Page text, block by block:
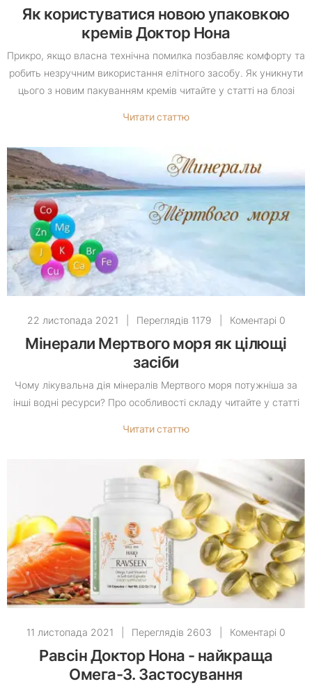
Як користуватися новою упаковкою
кремів Доктор Нона
Прикро, якщо власна технічна помилка позбавляє комфорту та
робить незручним використання елітного засобу. Як уникнути
цього з новим пакуванням кремів читайте у статті на блозі
Читати статтю
22 листопада 2021 Переглядів 1179 Коментарі 0
Мінерали Мертвого моря як цілющі
засіби
Чому лікувальна дія мінералів Мертвого моря потужніша за
інші водні ресурси? Про особливості складу читайте у статті
Читати статтю
11 листопада 2021 Переглядів 2603 Коментарі 0
Равсін Доктор Нона - найкраща
Омега-3. Застосування